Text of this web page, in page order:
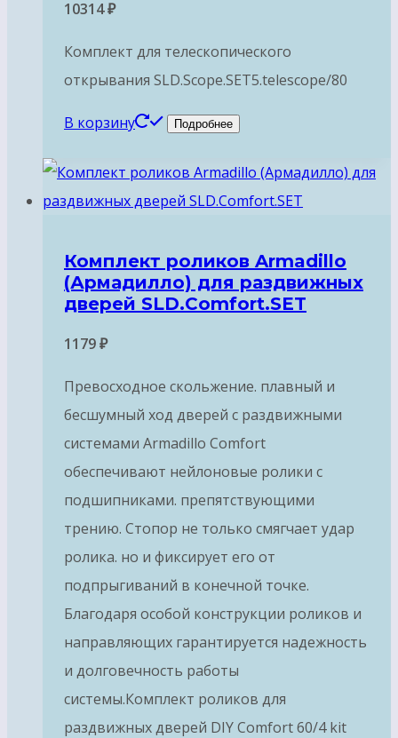
10314₽
Комплект для телескопического
открывания SLD.Scope.SET5.telescope/80
В корзину Подробнее
Комплект роликов Armadillo
(Армадилло) для раздвижных
дверей SLD.Comfort.SET
1179₽
Превосходное скольжение. плавный и
бесшумный ход дверей с раздвижными
системами Armadillo Comfort
обеспечивают нейлоновые ролики с
подшипниками. препятствующими
трению. Стопор не только смягчает удар
ролика. но и фиксирует его от
подпрыгиваний в конечной точке.
Благодаря особой конструкции роликов и
направляющих гарантируется надежность
и долговечность работы
системы.Комплект роликов для
раздвижных дверей DIY Comfort 60/4 kit